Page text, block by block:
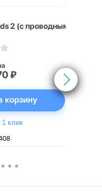
2 (с проводным
₽
корзину
1 клик